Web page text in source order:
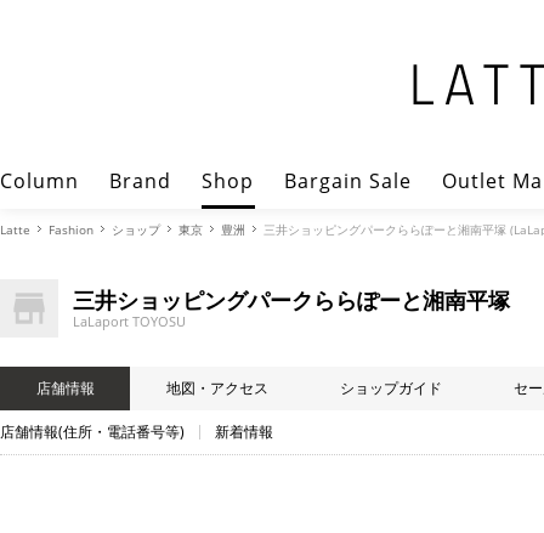
Column Brand Shop Bargain Sale Outlet
Latte Fashion ショップ 東京 豊洲 三井ショッピングパークららぽーと湘南平塚
三井ショッピングパークららぽーと湘南平塚
LaLaport TOYOSU
店舗情報 地図・アクセス ショップガイド セ
店舗情報(住所・電話番号等) 新着情報